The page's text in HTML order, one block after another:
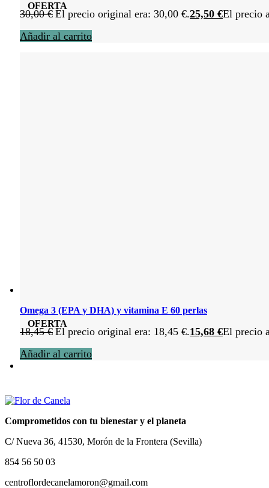
OFERTA
30,00€ El precio original era: 30,00 €.25,50 €El precio
Añadir al carrito
OFERTA
Omega 3 (EPA y DHA) y vitamina E 60 perlas
18,45€ El precio original era: 18,45 €.15,68 €El precio
Añadir al carrito
Comprometidos con tu bienestar y el planeta
C/ Nueva 36, 41530, Morón de la Frontera (Sevilla)
854 56 50 03
centroflordecanelamoron@gmail.com